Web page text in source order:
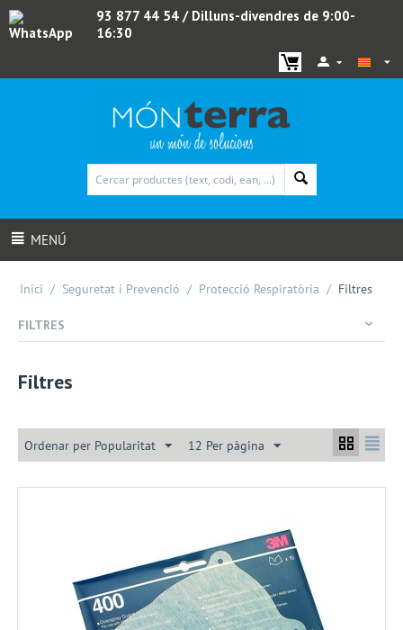
WhatsApp
93 877 44 54 / Dilluns-divendres de 9:00-
16:30
MENÚ
Inici / Seguretat i Prevenció / Protecció Respiratòria / Filtres
FILTRES
Filtres
Ordenar per Popularitat 12 Per pàgina